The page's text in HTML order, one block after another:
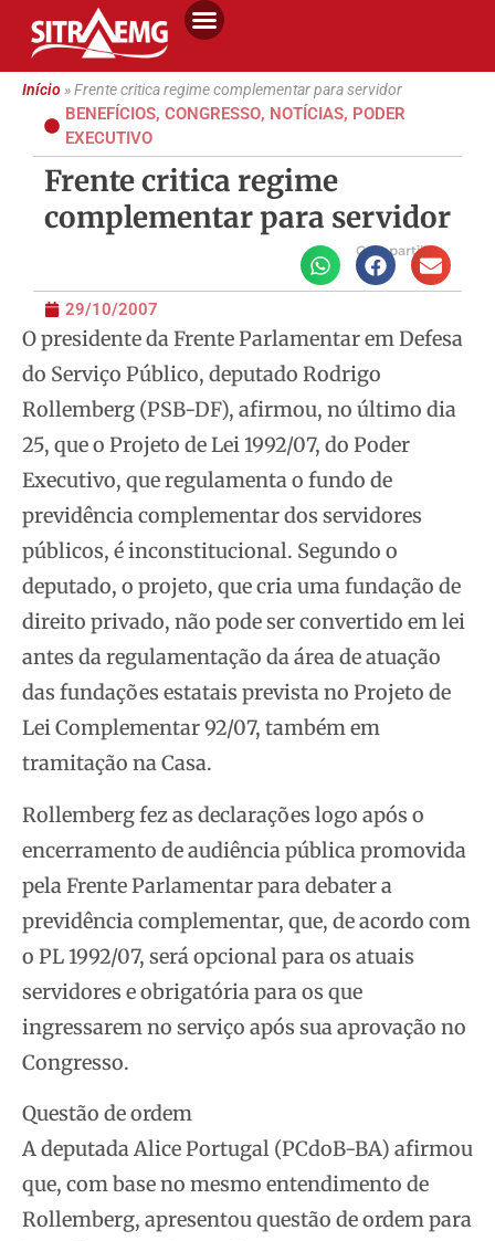
Início»Frente critica regime complementar para servidor
BENEFÍCIOS, CONGRESSO, NOTÍCIAS, PODER
EXECUTIVO
Frente critica regime
complementar para servidor
Compartilhe
29/10/2007
O presidente da Frente Parlamentar em Defesa
do Serviço Público, deputado Rodrigo
Rollemberg (PSB-DF), afirmou, no último dia
25, que o Projeto de Lei 1992/07, do Poder
Executivo, que regulamenta o fundo de
previdênciacomplementar dos servidores
públicos, é inconstitucional. Segundo o
deputado, o projeto, que cria uma fundação de
direito privado, não pode ser convertido em lei
antes da regulamentação da área de atuação
das fundações estatais prevista no Projeto de
Lei Complementar 92/07, também em
tramitação na Casa.
Rollemberg fez as declarações logo após o
encerramento de audiência pública promovida
pela Frente Parlamentar para debater a
previdência complementar, que, de acordo com
o PL 1992/07, será opcional para os atuais
servidores e obrigatória para os que
ingressarem no serviço após sua aprovação no
Congresso.
Questão de ordem
A deputada Alice Portugal (PCdoB-BA) afirmou
que, com base no mesmo entendimento de
Rollemberg, apresentou questão de ordem para